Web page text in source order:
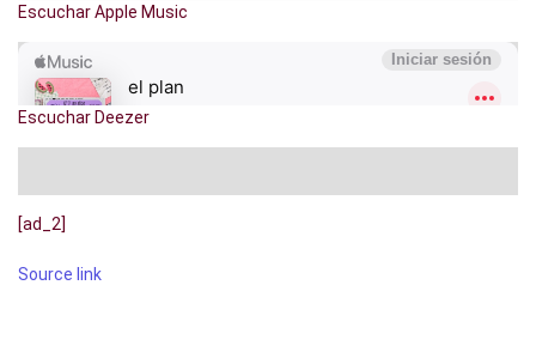
Escuchar Apple Music
Escuchar Deezer
[ad_2]
Source link